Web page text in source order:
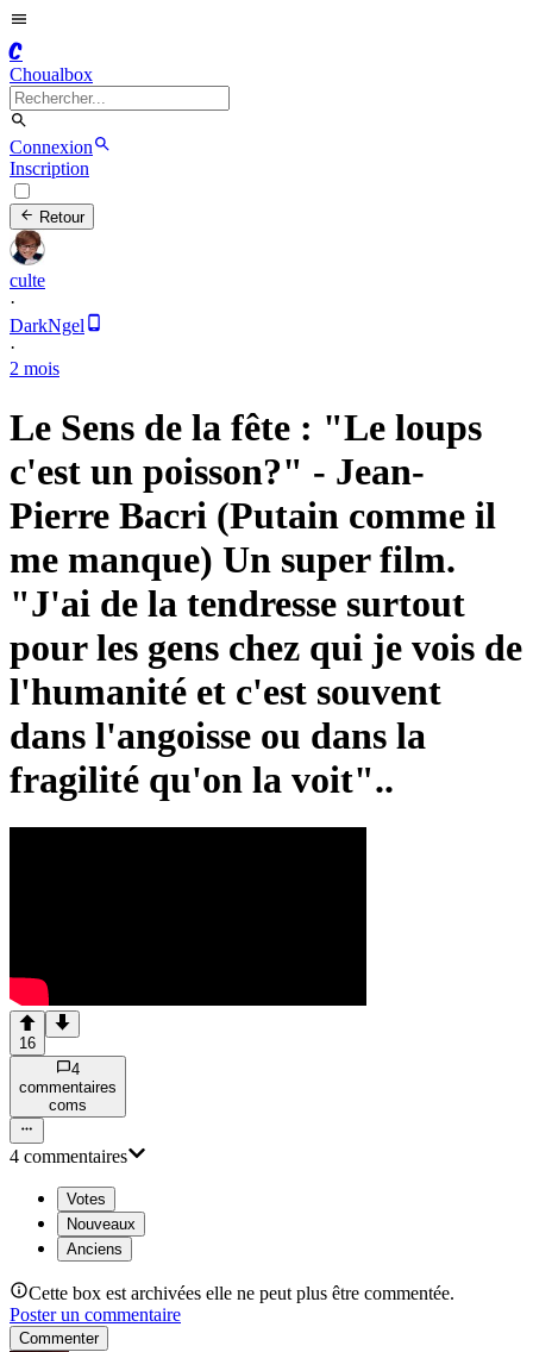
C
Choualbox
Connexion
Inscription
Retour
culte
·
DarkNgel
·
2 mois
Le Sens de la fête : "Le loups
c'est un poisson?" - Jean-
Pierre Bacri (Putain comme il
me manque) Un super film.
"J'ai de la tendresse surtout
pour les gens chez qui je vois de
l'humanité et c'est souvent
dans l'angoisse ou dans la
fragilité qu'on la voit"..
16
4
commentaires
coms
4 commentaires
Votes
Nouveaux
Anciens
Cette box est archivées elle ne peut plus être commentée.
Poster un commentaire
Commenter